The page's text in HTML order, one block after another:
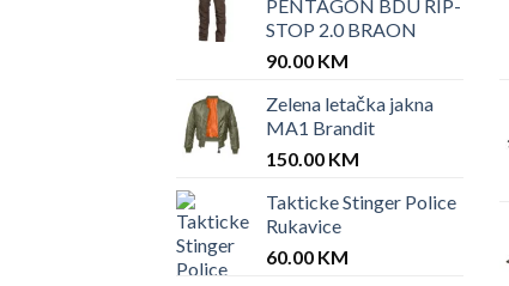
PENTAGON BDU RIP-
STOP 2.0 BRAON
90.00 KM
Zelena letačka jakna
MA1 Brandit
150.00 KM
Takticke Stinger Police
Rukavice
60.00 KM